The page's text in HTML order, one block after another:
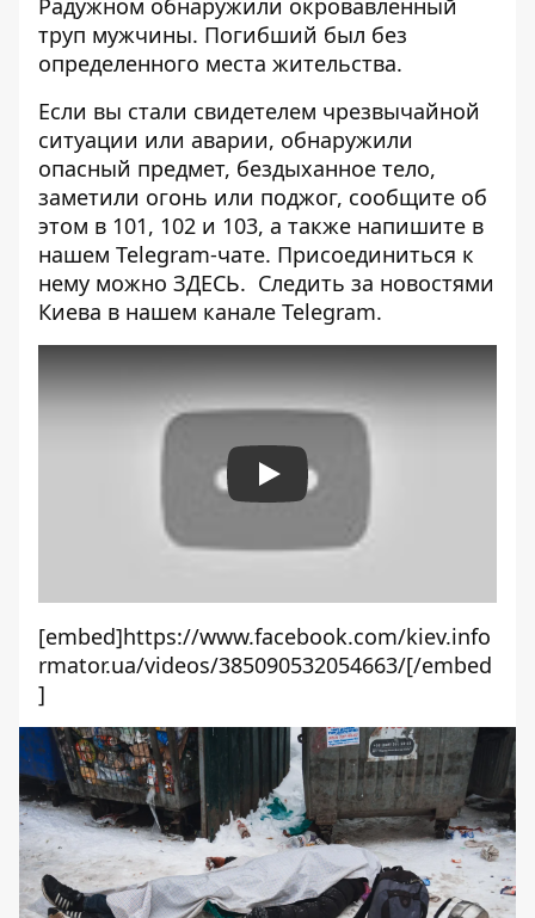
Радужном обнаружили окровавленный
труп мужчины. Погибший был без
определенного места жительства.
Если вы стали свидетелем чрезвычайной
ситуации или аварии, обнаружили
опасный предмет, бездыханное тело,
заметили огонь или поджог, сообщите об
этом в 101, 102 и 103, а также напишите в
нашем Telegram-чате. Присоединиться к
нему можно ЗДЕСЬ. Следить за новостями
Киева в нашем канале Telegram.
Play
[embed]https://www.facebook.com/kiev.info
rmator.ua/videos/385090532054663/[/embed
]